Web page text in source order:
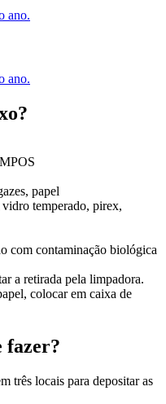
ano.
ano.
papel
temperado, pirex,
com contaminação biológica
a retirada pela limpadora.
colocar em caixa de
fazer?
três locais para depositar as